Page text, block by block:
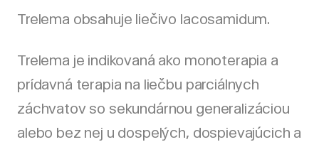
Trelema obsahuje liečivo lacosamidum.
Trelema je indikovaná ako monoterapia a
prídavná terapia na liečbu parciálnych
záchvatov so sekundárnou generalizáciou
alebo bez nej u dospelých, dospievajúcich a